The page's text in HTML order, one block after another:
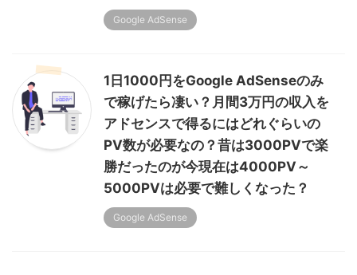
Google AdSense
1日1000円をGoogle AdSenseのみ
で稼げたら凄い？月間3万円の収入を
アドセンスで得るにはどれぐらいの
PV数が必要なの？昔は3000PVで楽
勝だったのが今現在は4000PV～
5000PVは必要で難しくなった？
Google AdSense